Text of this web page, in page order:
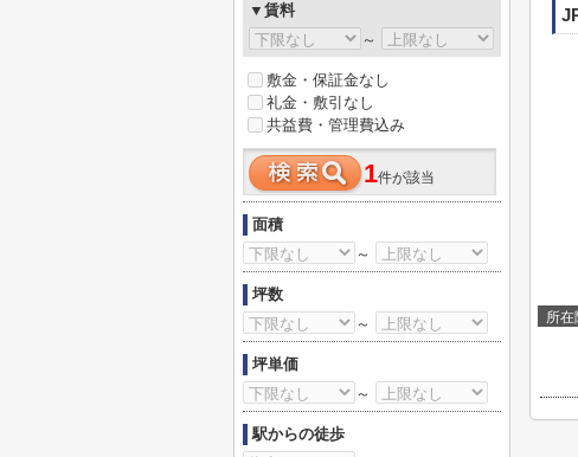
所在
▼賃料
～
敷金・保証金なし
礼金・敷引なし
共益費・管理費込み
1件が該当
面積
～
坪数
～
坪単価
～
駅からの徒歩